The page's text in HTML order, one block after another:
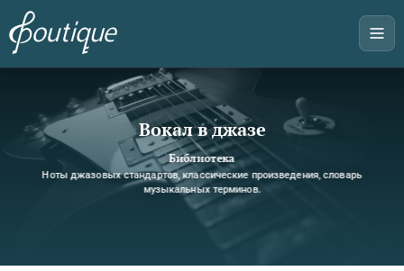
Вокал в джазе
Библиотека
Ноты джазовых стандартов, классические произведения, словарь
музыкальных терминов.